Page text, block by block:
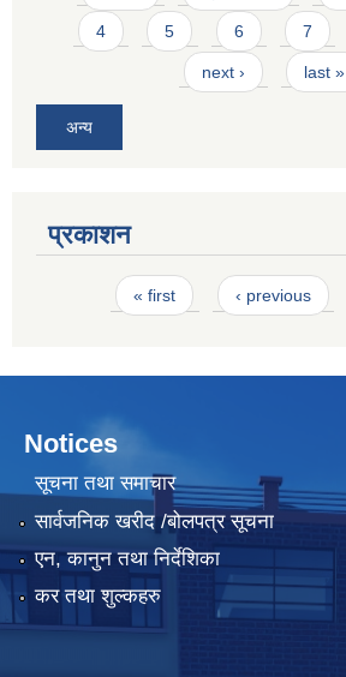
4 5 6 7
next › last »
अन्य
प्रकाशन
Pages« first ‹ previous
Notices
सूचना तथा समाचार
सार्वजनिक खरीद /बोलपत्र सूचना
एन, कानुन तथा निर्देशिका
कर तथा शुल्कहरु